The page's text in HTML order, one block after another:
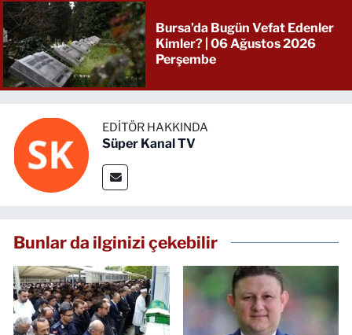
Bursa’da Bugün Vefat Edenler
Kimler? | 06 Ağustos 2026
Perşembe
EDITÖR HAKKINDA
Süper Kanal TV
Bunlar da ilginizi çekebilir